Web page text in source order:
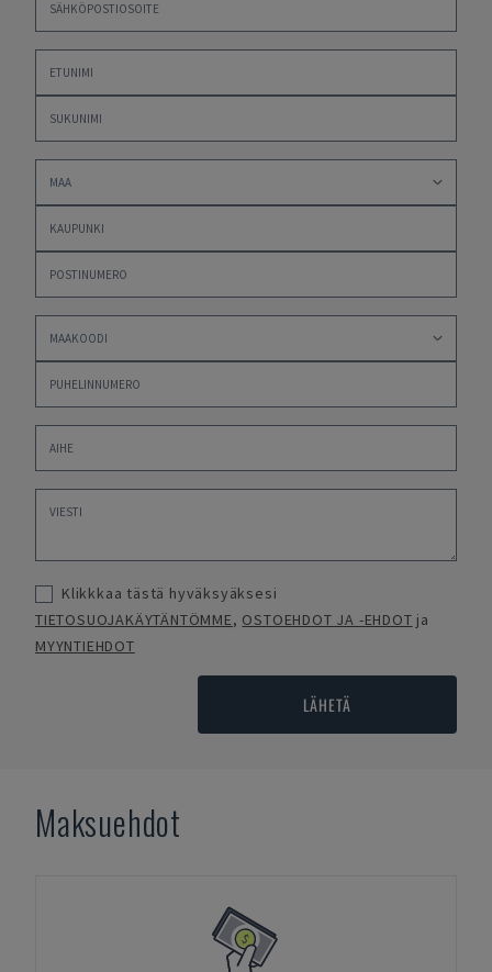
Klikkkaa tästä hyväksyäksesi
TIETOSUOJAKÄYTÄNTÖMME, OSTOEHDOT JA -EHDOT ja
MYYNTIEHDOT
LÄHETÄ
Maksuehdot